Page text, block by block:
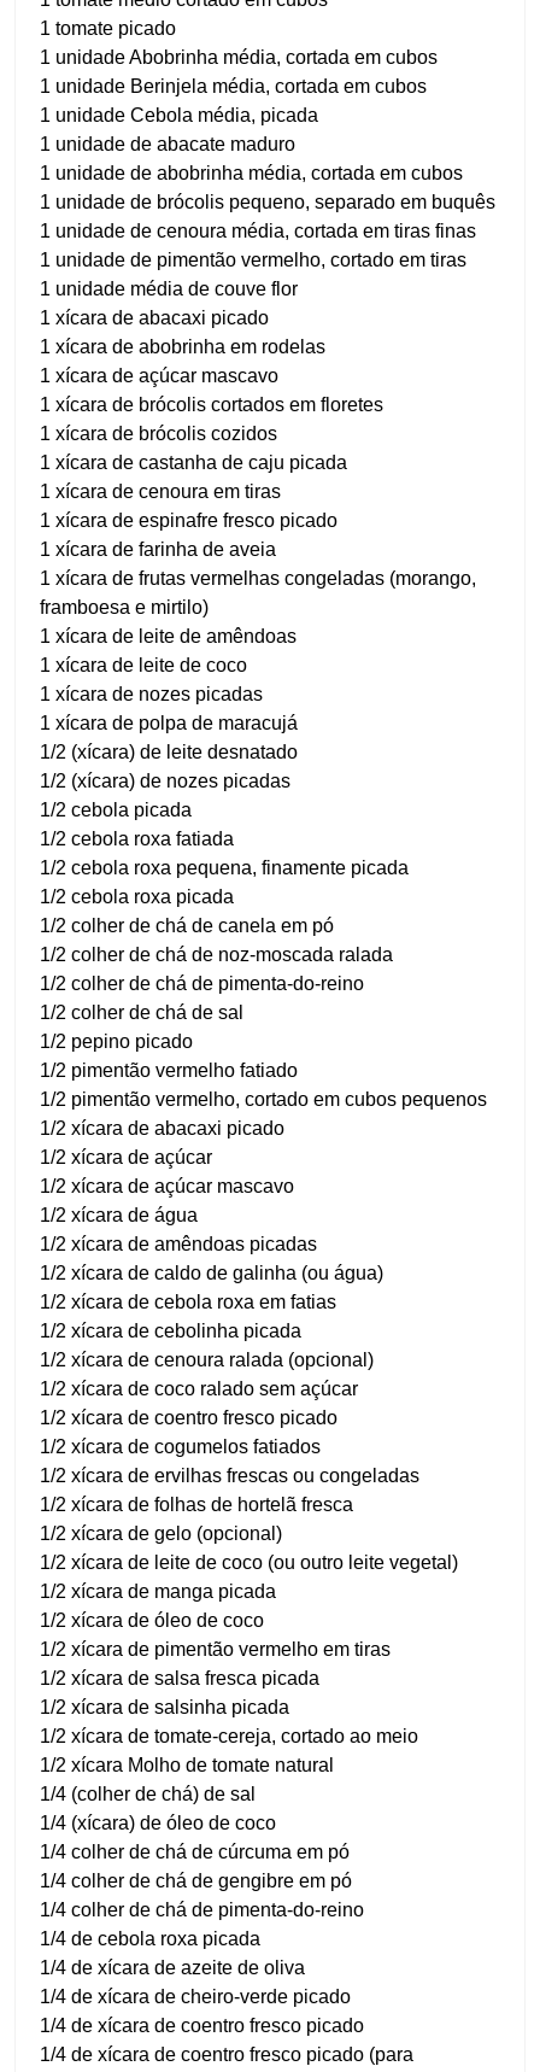
1 tomate picado
1 unidade Abobrinha média, cortada em cubos
1 unidade Berinjela média, cortada em cubos
1 unidade Cebola média, picada
1 unidade de abacate maduro
1 unidade de abobrinha média, cortada em cubos
1 unidade de brócolis pequeno, separado em buquês
1 unidade de cenoura média, cortada em tiras finas
1 unidade de pimentão vermelho, cortado em tiras
1 unidade média de couve flor
1 xícara de abacaxi picado
1 xícara de abobrinha em rodelas
1 xícara de açúcar mascavo
1 xícara de brócolis cortados em floretes
1 xícara de brócolis cozidos
1 xícara de castanha de caju picada
1 xícara de cenoura em tiras
1 xícara de espinafre fresco picado
1 xícara de farinha de aveia
1 xícara de frutas vermelhas congeladas (morango,
framboesa e mirtilo)
1 xícara de leite de amêndoas
1 xícara de leite de coco
1 xícara de nozes picadas
1 xícara de polpa de maracujá
1/2 (xícara) de leite desnatado
1/2 (xícara) de nozes picadas
1/2 cebola picada
1/2 cebola roxa fatiada
1/2 cebola roxa pequena, finamente picada
1/2 cebola roxa picada
1/2 colher de chá de canela em pó
1/2 colher de chá de noz-moscada ralada
1/2 colher de chá de pimenta-do-reino
1/2 colher de chá de sal
1/2 pepino picado
1/2 pimentão vermelho fatiado
1/2 pimentão vermelho, cortado em cubos pequenos
1/2 xícara de abacaxi picado
1/2 xícara de açúcar
1/2 xícara de açúcar mascavo
1/2 xícara de água
1/2 xícara de amêndoas picadas
1/2 xícara de caldo de galinha (ou água)
1/2 xícara de cebola roxa em fatias
1/2 xícara de cebolinha picada
1/2 xícara de cenoura ralada (opcional)
1/2 xícara de coco ralado sem açúcar
1/2 xícara de coentro fresco picado
1/2 xícara de cogumelos fatiados
1/2 xícara de ervilhas frescas ou congeladas
1/2 xícara de folhas de hortelã fresca
1/2 xícara de gelo (opcional)
1/2 xícara de leite de coco (ou outro leite vegetal)
1/2 xícara de manga picada
1/2 xícara de óleo de coco
1/2 xícara de pimentão vermelho em tiras
1/2 xícara de salsa fresca picada
1/2 xícara de salsinha picada
1/2 xícara de tomate-cereja, cortado ao meio
1/2 xícara Molho de tomate natural
1/4 (colher de chá) de sal
1/4 (xícara) de óleo de coco
1/4 colher de chá de cúrcuma em pó
1/4 colher de chá de gengibre em pó
1/4 colher de chá de pimenta-do-reino
1/4 de cebola roxa picada
1/4 de xícara de azeite de oliva
1/4 de xícara de cheiro-verde picado
1/4 de xícara de coentro fresco picado
1/4 de xícara de coentro fresco picado (para